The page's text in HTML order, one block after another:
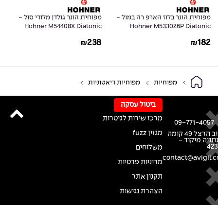
מפוחית הונר בלוז הארפ רה במול -
Hohner M533026P Diatonic
₪182
מפוחית הונר גולדן מלודי סול -
Hohner M54408X Diatonic
Progressive in G
₪238
מפוחיות מפוחיות דיאטוניות
רחוב הרצל 49 קומה
מיקוד -
09-771-4057
ביטול עסקה
מרכז שירות לגיטרות
מגזין fuzz
משלוחים
מדיניות פרטיות
תקנון אתר
הצהרת נגישות